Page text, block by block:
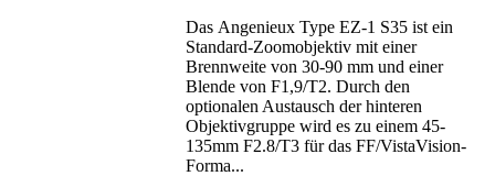
Das Angenieux Type EZ-1 S35 ist ein
Standard-Zoomobjektiv mit einer
Brennweite von 30-90 mm und einer
Blende von F1,9/T2. Durch den
optionalen Austausch der hinteren
Objektivgruppe wird es zu einem 45-
135mm F2.8/T3 für das FF/VistaVision-
Forma...